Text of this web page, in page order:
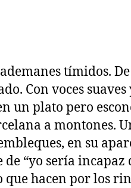
tímidos.
Con voces suaves
un plato pero
a montones.
en su
“yo sería incapaz
que hacen por los